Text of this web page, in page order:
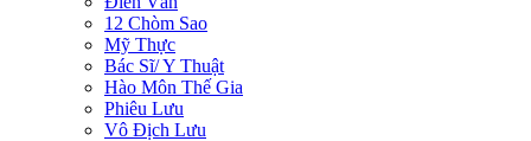
12 Chòm Sao
Mỹ Thực
Bác Sĩ/ Y Thuật
Hào Môn Thế Gia
Phiêu Lưu
Vô Địch Lưu